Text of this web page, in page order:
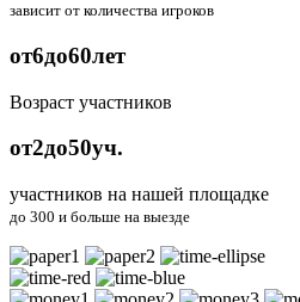
зависит от количества игроков
от6до60лет
Возраст участников
от2до50уч.
участников на нашей площадке
до 300 и больше на выезде